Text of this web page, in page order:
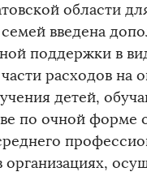
области
введена
поддержки в
расходов на
детей,
по очной форме
организациях,